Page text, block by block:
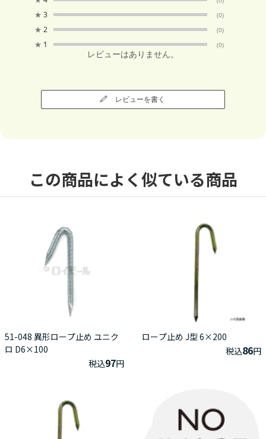
★ 3 (0)
★ 2 (0)
★ 1 (0)
レビューはありません。
レビューを書く
この商品によく似ている商品
51-048 異形ロープ止め ユニク
ロ D6×100
税込97円
ロープ止め J型 6×200
税込86円